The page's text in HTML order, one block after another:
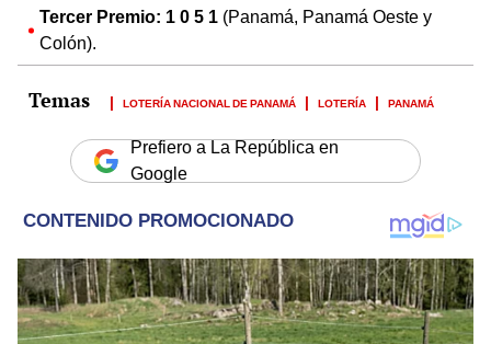
Tercer Premio: 1 0 5 1 (Panamá, Panamá Oeste y
Colón).
LOTERÍA NACIONAL DE PANAMÁ LOTERÍA PANAMÁ
Prefiero a La República en
Google